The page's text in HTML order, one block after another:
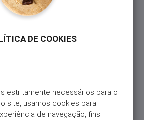
DE COOKIES
estritamente necessários para o
site, usamos cookies para
de navegação, fins
Universo+, em caixas
tanto em Portugal como no
comissão, conforme o